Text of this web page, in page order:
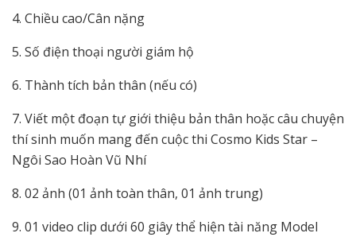
4. Chiều cao/Cân nặng
5. Số điện thoại người giám hộ
6. Thành tích bản thân (nếu có)
7. Viết một đoạn tự giới thiệu bản thân hoặc câu chuyện
thí sinh muốn mang đến cuộc thi Cosmo Kids Star –
Ngôi Sao Hoàn Vũ Nhí
8. 02 ảnh (01 ảnh toàn thân, 01 ảnh trung)
9. 01 video clip dưới 60 giây thể hiện tài năng Model